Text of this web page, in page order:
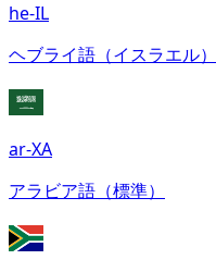
he-IL
ヘブライ語（イスラエル）
ar-XA
アラビア語（標準）